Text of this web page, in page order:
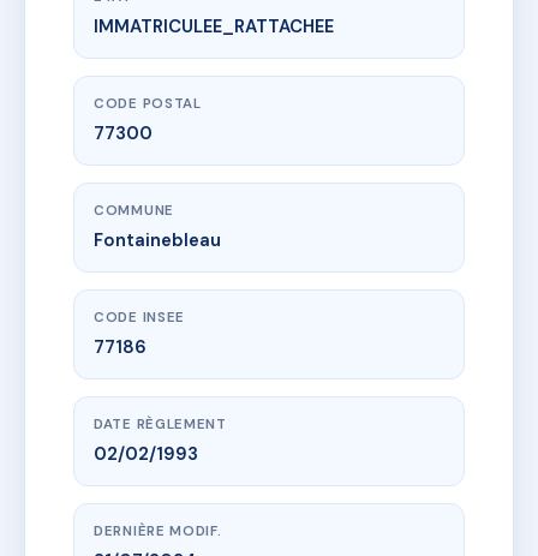
www.vme.plus/AI7639206
37 BOULEVARD DU GENERAL LECLERC
37 boulevard du général leclerc
77300 Fontainebleau
IMMATRICULEE_RATTACHEE
CODE POSTAL
77300
COMMUNE
Fontainebleau
CODE INSEE
77186
DATE RÈGLEMENT
02/02/1993
DERNIÈRE MODIF.